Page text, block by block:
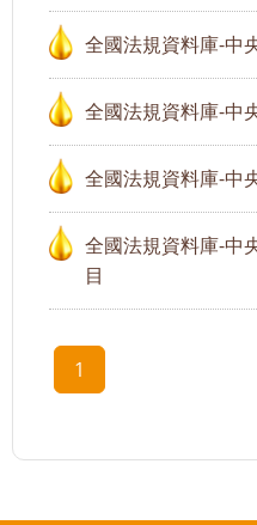
全國法規資料庫-中
全國法規資料庫-中
全國法規資料庫-中
全國法規資料庫-中
目
1